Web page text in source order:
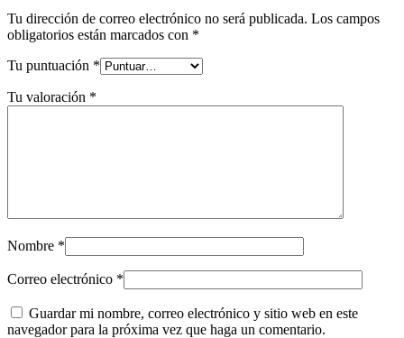
Tu dirección de correo electrónico no será publicada. Los campos
obligatorios están marcados con *
Tu puntuación *
Tu valoración *
Nombre *
Correo electrónico *
Guardar mi nombre, correo electrónico y sitio web en este
navegador para la próxima vez que haga un comentario.